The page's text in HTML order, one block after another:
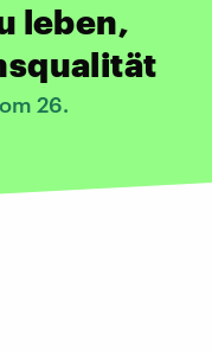
leben,
26.